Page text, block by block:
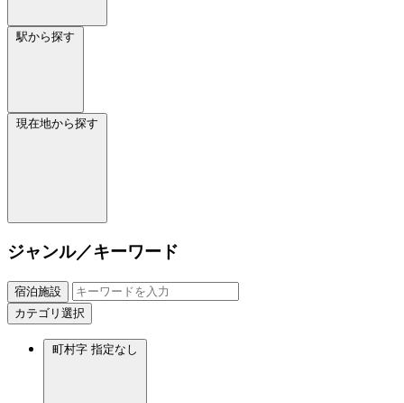
駅から探す
現在地から探す
ジャンル／キーワード
宿泊施設
カテゴリ選択
町村字 指定なし